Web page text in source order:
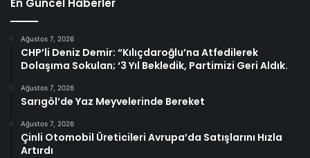
En Güncel Haberler
Ağustos 7, 2026
CHP’li Deniz Demir: “Kılıçdaroğlu’na Atfedilerek
Dolaşıma Sokulan; ‘3 Yıl Bekledik, Partimizi Geri Aldık.
Ağustos 7, 2026
Sarıgöl’de Yaz Meyvelerinde Bereket
Ağustos 7, 2026
Çinli Otomobil Üreticileri Avrupa’da Satışlarını Hızla
Artırdı